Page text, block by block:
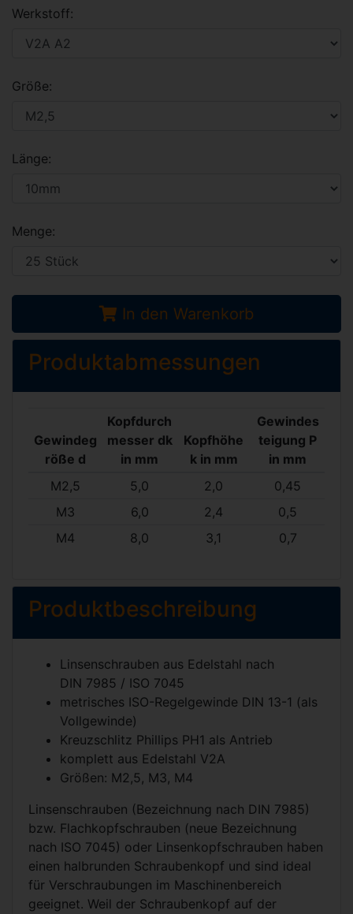
Werkstoff:
Größe:
Länge:
Menge:
In den Warenkorb
Produktabmessungen
Gewindeg
röße d
Kopfdurch
messer dk
in mm
Kopfhöhe
k in mm
Gewindes
teigung P
in mm
M2,5
5,0 2,0
0,45
M3
6,0 2,4
0,5
M4
8,0 3,1 0,7
Produktbeschreibung
Linsenschrauben aus Edelstahl nach
DIN 7985 / ISO 7045
metrisches ISO-Regelgewinde DIN 13-1 (als
Vollgewinde)
Kreuzschlitz Phillips PH1 als Antrieb
komplett aus Edelstahl V2A
Größen: M2,5, M3, M4
Linsenschrauben (Bezeichnung nach DIN 7985)
bzw. Flachkopfschrauben (neue Bezeichnung
nach ISO 7045) oder Linsenkopfschrauben haben
einen halbrunden Schraubenkopf und sind ideal
für Verschraubungen im Maschinenbereich
geeignet. Weil der Schraubenkopf auf der